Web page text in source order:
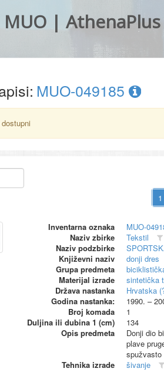
MUO | AthenaPlus
MUO-049185
Inventarna oznaka
MUO-
Naziv zbirke
Tekstil
Naziv podzbirke
Književni naziv
donji dres
Grupa predmeta
Materijal izrade
sintetička
Država nastanka
Hrvatska
Godina nastanka:
1990. –
Broj komada
1
Duljina ili dubina 1 (cm)
134
Opis predmeta
Donji dio
plave
spužvasto
Tehnika izrade
šivanje